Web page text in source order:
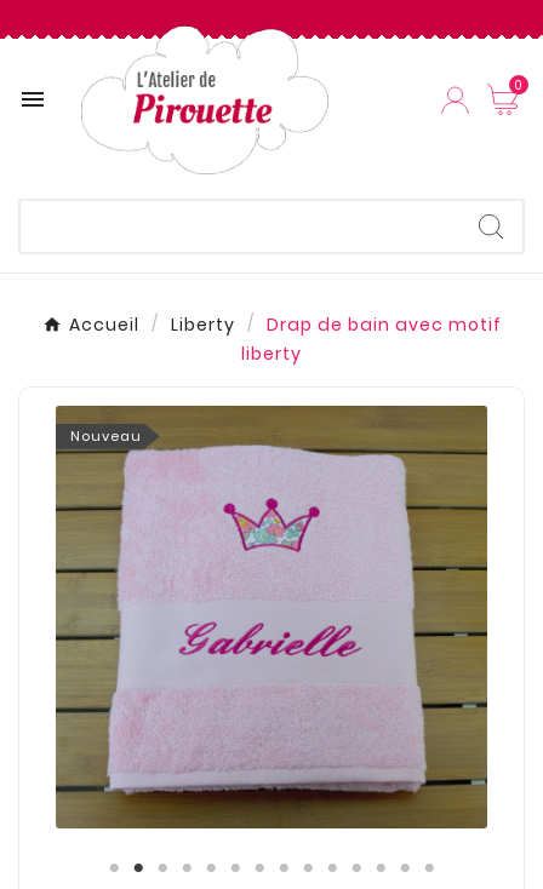
 0
Accueil Liberty
Drap de bain avec motif
liberty
Nouveau